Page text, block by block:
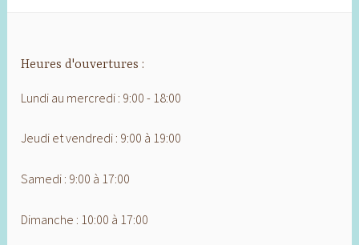
Heures d'ouvertures :
Lundi au mercredi : 9:00 - 18:00
Jeudi et vendredi : 9:00 à 19:00
Samedi : 9:00 à 17:00
Dimanche : 10:00 à 17:00